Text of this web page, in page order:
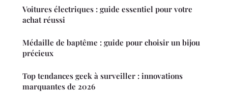
Voitures électriques : guide essentiel pour votre
achat réussi
Médaille de baptême : guide pour choisir un bijou
précieux
Top tendances geek à surveiller : innovations
marquantes de 2026